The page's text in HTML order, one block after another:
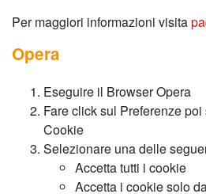
Per maggiori informazioni visita
Opera
Eseguire il Browser Opera
Fare click sul Preferenze
Cookie
Selezionare una delle
Accetta tutti i cookie
Accetta i cookie solo